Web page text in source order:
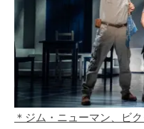
＊ジム・ニューマン、ビ